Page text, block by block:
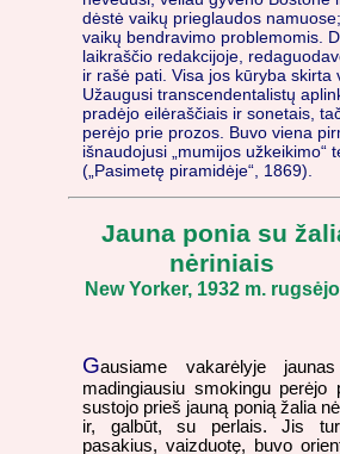
dėstė vaikų prieglaudos
vaikų bendravimo problemomis.
laikraščio redakcijoje,
ir rašė pati. Visa jos kūryba skirta
Užaugusi transcendentalistų
pradėjo eilėraščiais ir sonetais,
perėjo prie prozos. Buvo viena
išnaudojusi „mumijos užkeikimo“
(„Pasimetę piramidėje“, 1869).
Jauna ponia su
nėriniais
New Yorker, 1932 m.
Gausiame vakarėlyje
madingiausiu smokingu perėjo
sustojo prieš jauną ponią žalia
ir, galbūt, su perlais. Jis
pasakius, vaizduotę, buvo